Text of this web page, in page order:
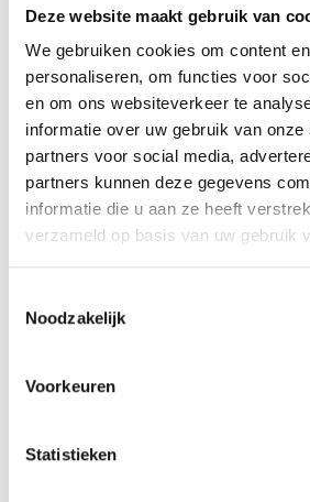
Deze website maakt gebruik van
We gebruiken cookies om content
personaliseren, om functies voor
en om ons websiteverkeer te
informatie over uw gebruik van onze
partners voor social media,
partners kunnen deze gegevens
informatie die u aan ze heeft
verzameld op basis van uw gebruik
Noodzakelijk
Voorkeuren
Statistieken
0 sterren op basis van 0
JE BEOORDELING
GERELATEERDE